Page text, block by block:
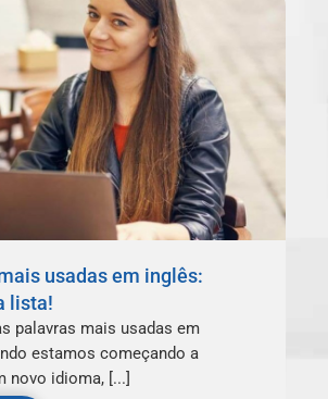
usadas em inglês:
lista!
palavras mais usadas em
estamos começando a
novo idioma, [...]